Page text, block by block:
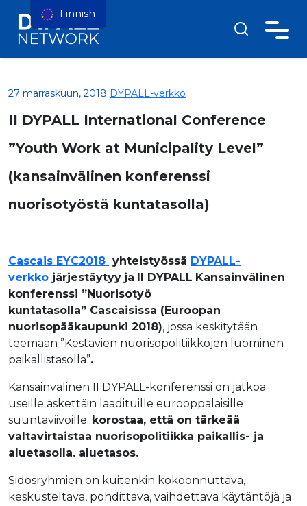
27 marraskuun, 2018 DYPALL-verkko
II DYPALL International Conference
”Youth Work at Municipality Level”
(kansainvälinen konferenssi
nuorisotyöstä kuntatasolla)
Cascais EYC2018 yhteistyössä DYPALL-
verkko järjestäytyy ja II DYPALL Kansainvälinen
konferenssi ”Nuorisotyö
kuntatasolla” Cascaisissa (Euroopan
nuorisopääkaupunki 2018), jossa keskitytään
teemaan ”Kestävien nuorisopolitiikkojen luominen
paikallistasolla”.
Kansainvälinen II DYPALL-konferenssi on jatkoa
useille äskettäin laadituille eurooppalaisille
suuntaviivoille. korostaa, että on tärkeää
valtavirtaistaa nuorisopolitiikka paikallis- ja
aluetasolla. aluetasos.
Sidosryhmien on kuitenkin kokoonnuttava,
keskusteltava, pohdittava, vaihdettava käytäntöjä ja
Finnish